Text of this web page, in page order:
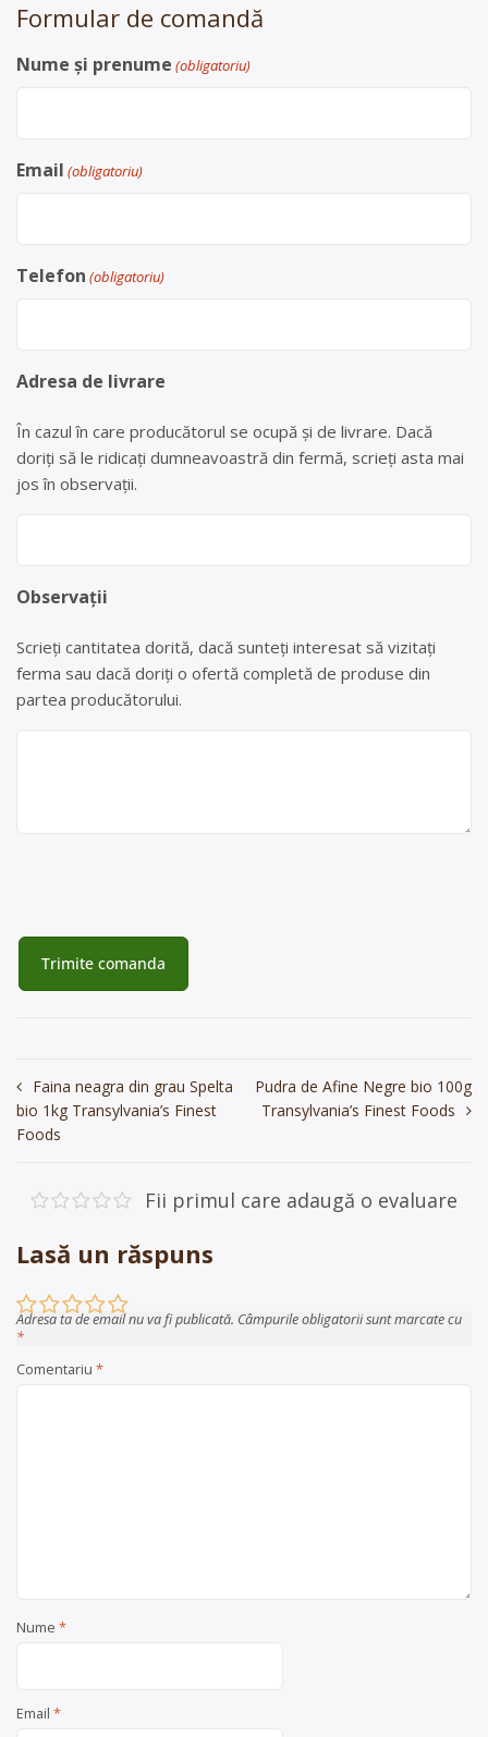
Formular de comandă
Nume și prenume (obligatoriu)
Email (obligatoriu)
Telefon (obligatoriu)
Adresa de livrare
În cazul în care producătorul se ocupă și de livrare. Dacă
doriți să le ridicați dumneavoastră din fermă, scrieți asta mai
jos în observații.
Observații
Scrieți cantitatea dorită, dacă sunteți interesat să vizitați
ferma sau dacă doriți o ofertă completă de produse din
partea producătorului.
Navigare
în
Faina neagra din grau Spelta
bio 1kg Transylvania’s Finest
Foods
Pudra de Afine Negre bio 100g
Transylvania’s Finest Foods
Fii primul care adaugă o evaluare
Lasă un răspuns
Adresa ta de email nu va fi publicată. Câmpurile obligatorii sunt marcate cu
*
Comentariu *
Nume *
Email *